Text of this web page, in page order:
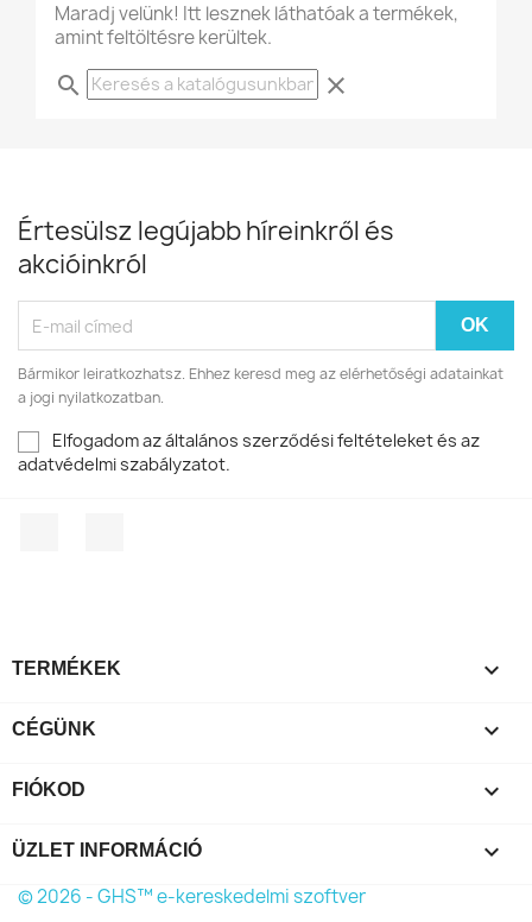
Maradj velünk! Itt lesznek láthatóak a termékek,
amint feltöltésre kerültek.
search clear
Értesülsz legújabb híreinkről és
akcióinkról
Bármikor leiratkozhatsz. Ehhez keresd meg az elérhetőségi adatainkat
a jogi nyilatkozatban.
Elfogadom az általános szerződési feltételeket és az
adatvédelmi szabályzatot.
TERMÉKEK 
CÉGÜNK 
FIÓKOD 
ÜZLET INFORMÁCIÓ keyboard_arrow_down
© 2026 - GHS™ e-kereskedelmi szoftver